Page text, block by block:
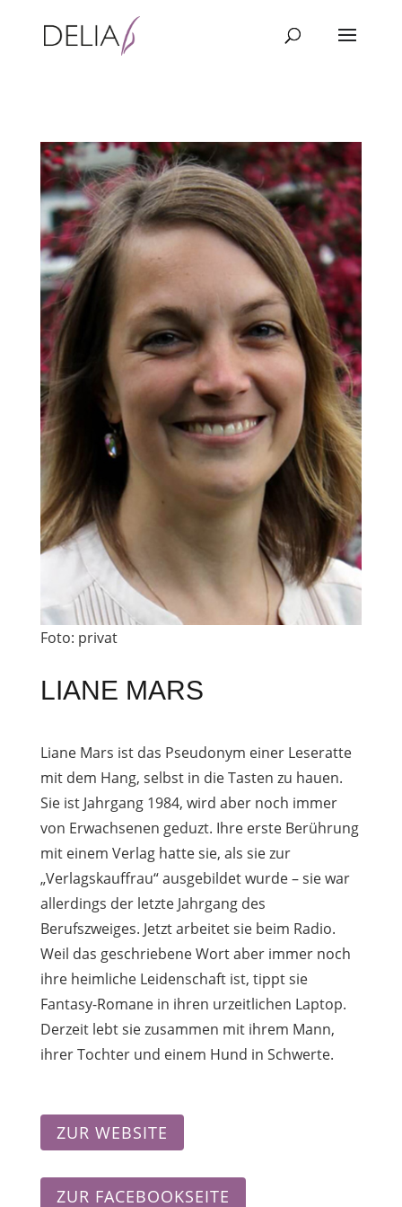
Foto: privat
LIANE MARS
Liane Mars ist das Pseudonym einer Leseratte
mit dem Hang, selbst in die Tasten zu hauen.
Sie ist Jahrgang 1984, wird aber noch immer
von Erwachsenen geduzt. Ihre erste Berührung
mit einem Verlag hatte sie, als sie zur
„Verlagskauffrau“ ausgebildet wurde – sie war
allerdings der letzte Jahrgang des
Berufszweiges. Jetzt arbeitet sie beim Radio.
Weil das geschriebene Wort aber immer noch
ihre heimliche Leidenschaft ist, tippt sie
Fantasy-Romane in ihren urzeitlichen Laptop.
Derzeit lebt sie zusammen mit ihrem Mann,
ihrer Tochter und einem Hund in Schwerte.
ZUR WEBSITE
ZUR FACEBOOKSEITE